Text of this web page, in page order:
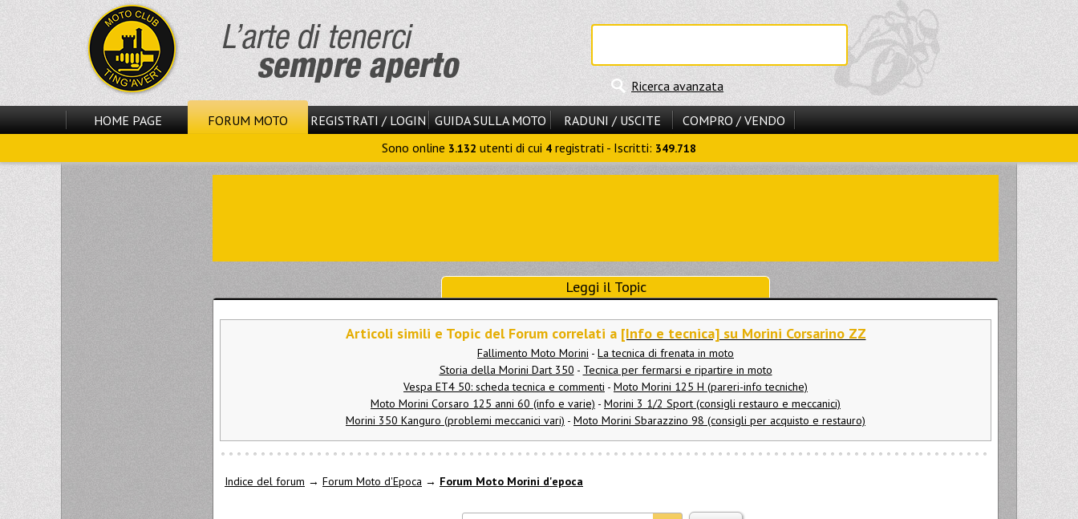
Ricerca avanzata
HOME PAGE FORUM MOTO REGISTRATI / LOGIN GUIDA SULLA MOTO RADUNI / USCITE
COMPRO / VENDO
Sono online 3.132 utenti di cui 4 registrati - Iscritti: 349.718
Leggi il Topic
Articoli simili e Topic del Forum correlati a [Info e tecnica] su Morini Corsarino ZZ
Fallimento Moto Morini - La tecnica di frenata in moto
Storia della Morini Dart 350 - Tecnica per fermarsi e ripartire in moto
Vespa ET4 50: scheda tecnica e commenti - Moto Morini 125 H (pareri-info tecniche)
Moto Morini Corsaro 125 anni 60 (info e varie) - Morini 3 1/2 Sport (consigli restauro e meccanici)
Morini 350 Kanguro (problemi meccanici vari) - Moto Morini Sbarazzino 98 (consigli per acquisto e restauro)
Indice del forum → Forum Moto d'Epoca → Forum Moto Morini d'epoca